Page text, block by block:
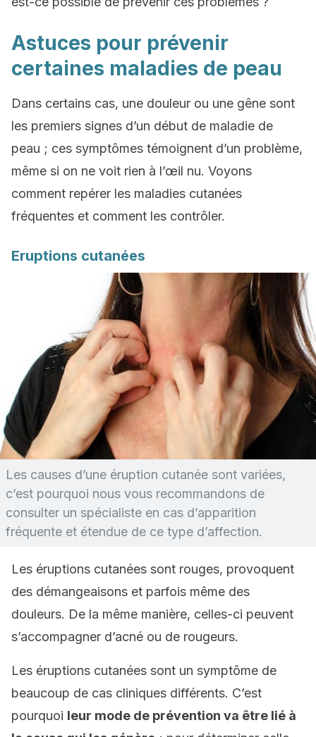
Astuces pour prévenir
certaines maladies de peau
Dans certains cas, une douleur ou une gêne sont
les premiers signes d’un début de maladie de
peau ; ces symptômes témoignent d’un problème,
même si on ne voit rien à l’œil nu. Voyons
comment repérer les maladies cutanées
fréquentes et comment les contrôler.
Eruptions cutanées
Les causes d’une éruption cutanée sont variées,
c’est pourquoi nous vous recommandons de
consulter un spécialiste en cas d’apparition
fréquente et étendue de ce type d’affection.
Les éruptions cutanées sont rouges, provoquent
des démangeaisons et parfois même des
douleurs. De la même manière, celles-ci peuvent
s’accompagner d’acné ou de rougeurs.
Les éruptions cutanées sont un symptôme de
beaucoup de cas cliniques différents. C’est
pourquoi leur mode de prévention va être lié à